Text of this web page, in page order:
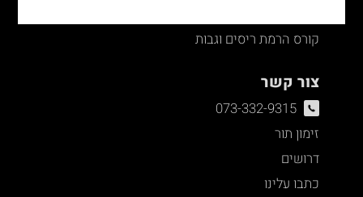
קורס הרמת ריסים וגבות
צור קשר
073-332-9315
זימון תור
דרושים
כתבו עלינו